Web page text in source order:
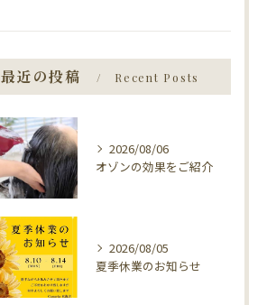
最近の投稿 Recent Posts
2026/08/06
オゾンの効果をご紹介
2026/08/05
夏季休業のお知らせ